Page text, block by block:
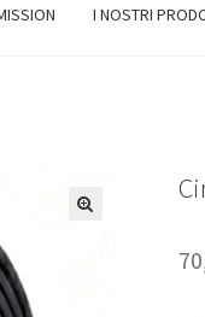
I NOSTRI